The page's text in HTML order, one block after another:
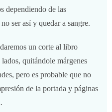
dependiendo de las
ser así y quedar a sangre.
un corte al libro
quitándole márgenes
pero es probable que no
de la portada y páginas